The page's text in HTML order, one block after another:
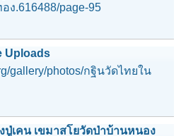
ง.616488/page-95
Uploads
gallery/photos/กฐินวัดไทยใน
ปู่เคน เขมาสโยวัดป่าบ้านหนอง